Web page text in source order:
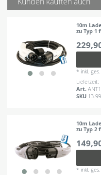
10m
zu Typ 1
* inkl.
Lieferzeit:
Art.
SKU
10m
zu Typ 2
* inkl.